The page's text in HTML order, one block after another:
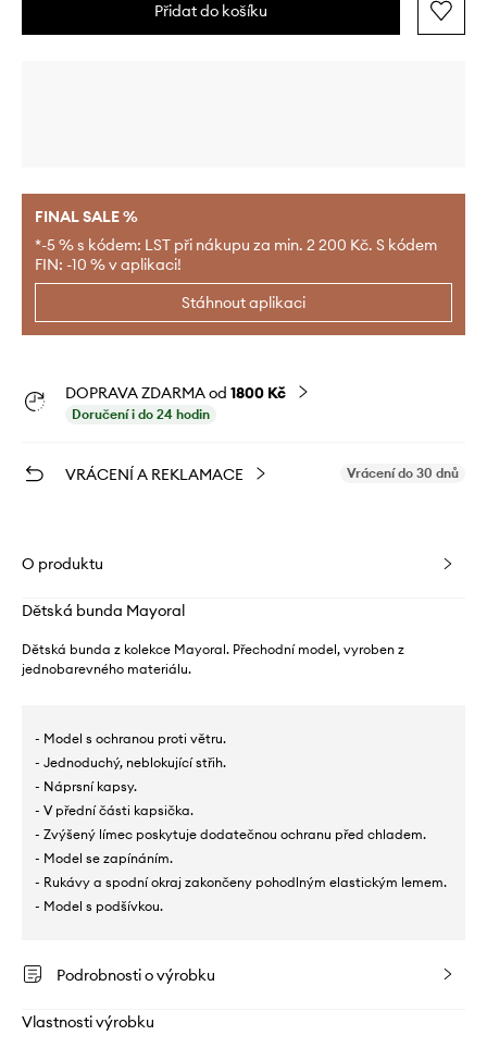
Přidat do košíku
FINAL SALE %
*-5 % s kódem: LST při nákupu za min. 2 200 Kč. S kódem
FIN: -10 % v aplikaci!
Stáhnout aplikaci
DOPRAVA ZDARMA od 1800 Kč
Doručení i do 24 hodin
VRÁCENÍ A REKLAMACE Vrácení do 30 dnů
O produktu
Dětská bunda Mayoral
Dětská bunda z kolekce Mayoral. Přechodní model, vyroben z
jednobarevného materiálu.
- Model s ochranou proti větru.
- Jednoduchý, neblokující střih.
- Náprsní kapsy.
- V přední části kapsička.
- Zvýšený límec poskytuje dodatečnou ochranu před chladem.
- Model se zapínáním.
- Rukávy a spodní okraj zakončeny pohodlným elastickým lemem.
- Model s podšívkou.
Podrobnosti o výrobku
Vlastnosti výrobku